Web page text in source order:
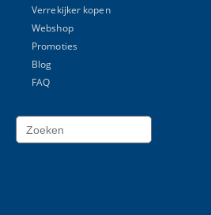
Verrekijker kopen
Webshop
Promoties
Blog
FAQ